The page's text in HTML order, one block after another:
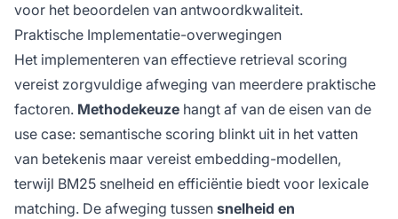
voor het beoordelen van antwoordkwaliteit.
Praktische Implementatie-overwegingen
Het implementeren van effectieve retrieval scoring
vereist zorgvuldige afweging van meerdere praktische
factoren. Methodekeuze hangt af van de eisen van de
use case: semantische scoring blinkt uit in het vatten
van betekenis maar vereist embedding-modellen,
terwijl BM25 snelheid en efficiëntie biedt voor lexicale
matching. De afweging tussen snelheid en